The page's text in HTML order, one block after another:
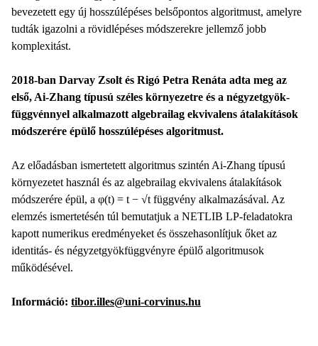
bevezetett egy új hosszúlépéses belsőpontos algoritmust, amelyre
tudták igazolni a rövidlépéses módszerekre jellemző jobb
komplexitást.
2018-ban Darvay Zsolt és Rigó Petra Renáta adta meg az
első, Ai-Zhang típusú széles környezetre és a négyzetgyök-
függvénnyel alkalmazott algebrailag ekvivalens átalakítások
módszerére épülő hosszúlépéses algoritmust.
Az előadásban ismertetett algoritmus szintén Ai-Zhang típusú
környezetet használ és az algebrailag ekvivalens átalakítások
módszerére épül, a φ(t) = t − √t függvény alkalmazásával. Az
elemzés ismertetésén túl bemutatjuk a NETLIB LP-feladatokra
kapott numerikus eredményeket és összehasonlítjuk őket az
identitás- és négyzetgyökfüggvényre épülő algoritmusok
működésével.
Információ: tibor.illes@uni-corvinus.hu